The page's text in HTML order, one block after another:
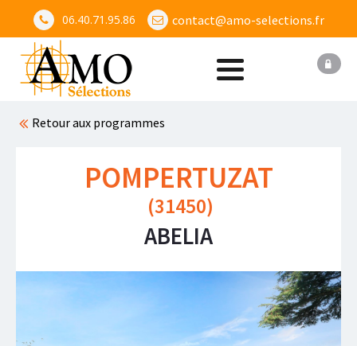
06.40.71.95.86 contact@amo-selections.fr
Retour aux programmes
POMPERTUZAT
(31450)
ABELIA